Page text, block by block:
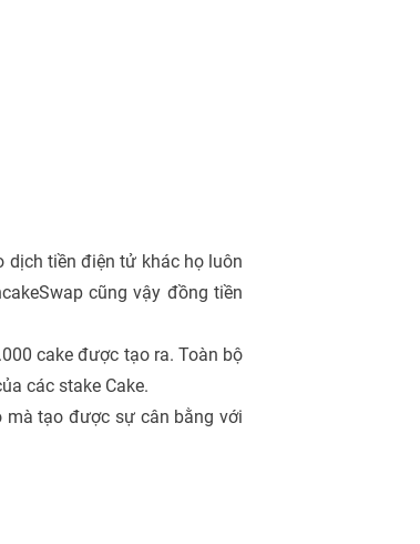
dịch tiền điện tử khác họ luôn
cũng vậy đồng tiền
cake được tạo ra. Toàn bộ
các stake Cake.
mà tạo được sự cân bằng với